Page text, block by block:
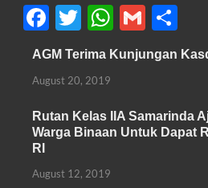
F
ac
e
b
o
o
k
T
w
itt
er
W
h
at
A
p
G
m
ail
h
ar
AGM Terima Kunjungan
August 20, 2019
Rutan Kelas IIA Samarinda
Warga Binaan Untuk Dapat
RI
August 12, 2019